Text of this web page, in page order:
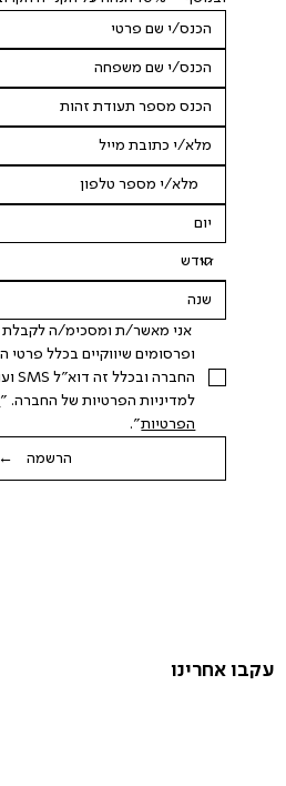
עקבו אחרינו
למדיניות הפרטיות של החברה. "
הפרטיות".
הרשמה ←